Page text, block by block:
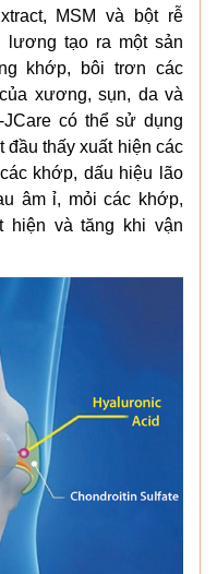
MSM và bột rễ
lương tạo ra một sản
khớp, bôi trơn các
xương, sụn, da và
có thể sử dụng
thấy xuất hiện các
khớp, dấu hiệu lão
âm ỉ, mỏi các khớp,
hiện và tăng khi vận